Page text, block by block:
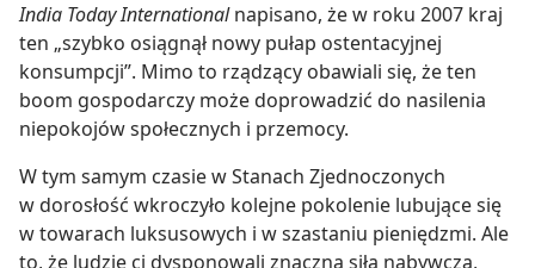
India Today Internationalnapisano, że w roku 2007 kraj
ten „szybko osiągnął nowy pułap ostentacyjnej
konsumpcji”. Mimo to rządzący obawiali się, że ten
boom gospodarczy może doprowadzić do nasilenia
niepokojów społecznych i przemocy.
W tym samym czasie w Stanach Zjednoczonych
w dorosłość wkroczyło kolejne pokolenie lubujące się
w towarach luksusowych i w szastaniu pieniędzmi. Ale
to, że ludzie ci dysponowali znaczną siłą nabywczą,